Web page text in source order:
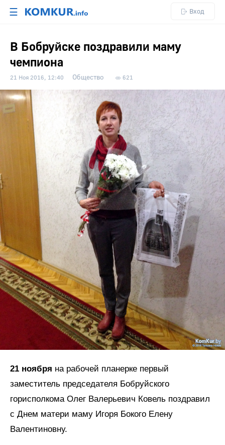
☰ Вход
В Бобруйске поздравили маму
чемпиона
21 Ноя 2016, 12:40 Общество 621
21 ноября на рабочей планерке первый
заместитель председателя Бобруйского
горисполкома Олег Валерьевич Ковель поздравил
с Днем матери маму Игоря Бокого Елену
Валентиновну.